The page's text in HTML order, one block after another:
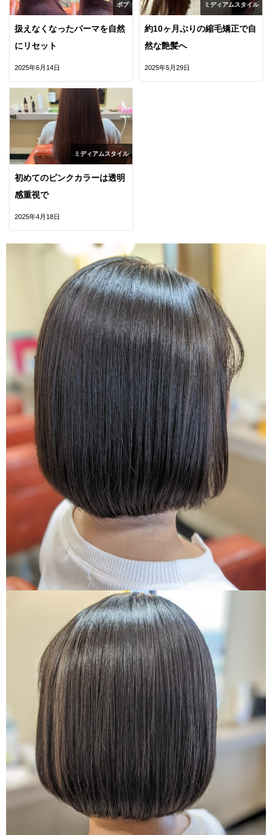
ボブ
扱えなくなったパーマを自然
にリセット
2025年6月14日
ミディアムスタイル
約10ヶ月ぶりの縮毛矯正で自
然な艶髪へ
2025年5月29日
ミディアムスタイル
初めてのピンクカラーは透明
感重視で
2025年4月18日